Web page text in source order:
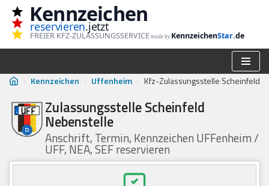
Zum
Inhalt
Kennzeichen
reservieren.jetzt
FREIER KFZ-ZULASSUNGSSERVICE made by KennzeichenStar.de
› Kennzeichen › Uffenheim › Kfz-Zulassungsstelle Scheinfeld
Zulassungsstelle Scheinfeld
Nebenstelle
Anschrift, Termin, Kennzeichen UFFenheim /
UFF, NEA, SEF reservieren